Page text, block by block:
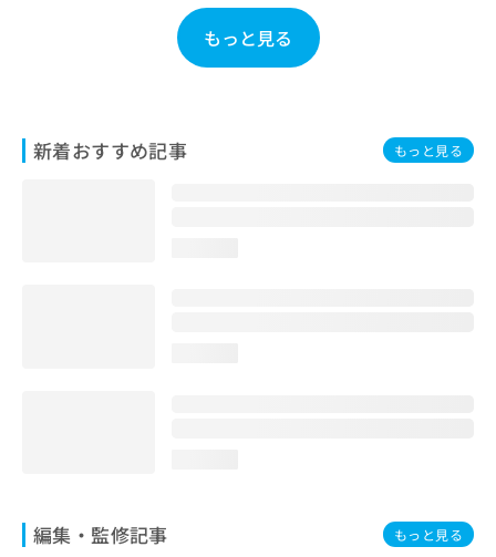
もっと見る
新着おすすめ記事 もっと見る
編集・監修記事 もっと見る
は